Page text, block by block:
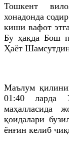
Тошкент
хонадонда
киши вафот
Бу ҳақда Бош
Ҳаёт
Маълум
01:40 ларда
маҳалласида
қоидалари
ёнғин келиб